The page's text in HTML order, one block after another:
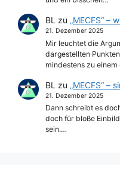
BL zu „MECFS“ –
21. Dezember 2025
Mir leuchtet die
dargestellten
mindestens zu
BL zu „MECFS“ –
21. Dezember 2025
Dann schreibt es
doch für bloße
sein.…